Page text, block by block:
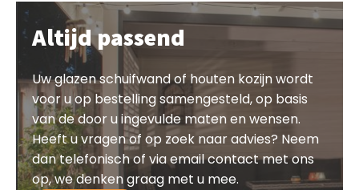
Altijd passend
Uw glazen schuifwand of houten kozijn wordt
voor u op bestelling samengesteld, op basis
van de door u ingevulde maten en wensen.
Heeft u vragen of op zoek naar advies? Neem
dan telefonisch of via email contact met ons
op, we denken graag met u mee.